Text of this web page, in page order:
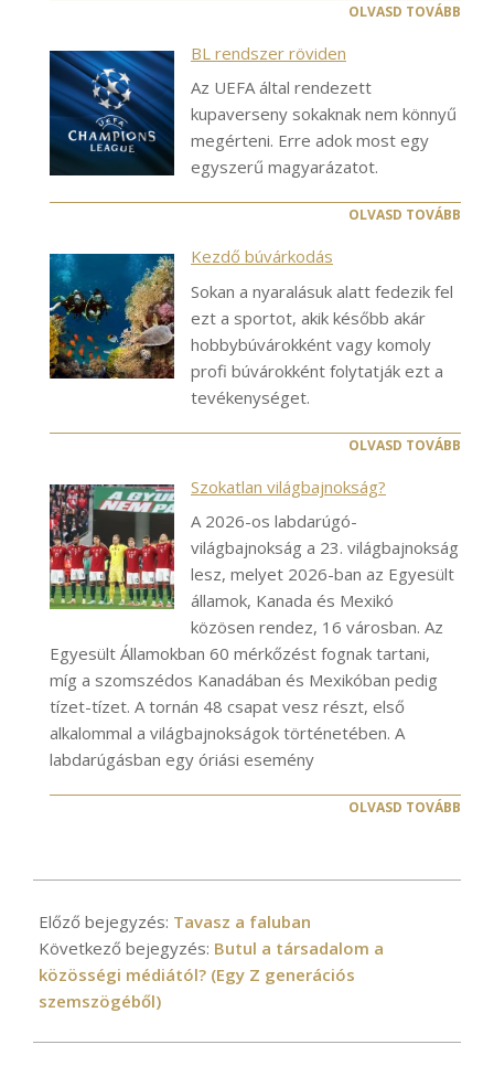
OLVASD TOVÁBB
BL rendszer röviden
Az UEFA által rendezett
kupaverseny sokaknak nem könnyű
megérteni. Erre adok most egy
egyszerű magyarázatot.
OLVASD TOVÁBB
Kezdő búvárkodás
Sokan a nyaralásuk alatt fedezik fel
ezt a sportot, akik később akár
hobbybúvárokként vagy komoly
profi búvárokként folytatják ezt a
tevékenységet.
OLVASD TOVÁBB
Szokatlan világbajnokság?
A 2026-os labdarúgó-
világbajnokság a 23. világbajnokság
lesz, melyet 2026-ban az Egyesült
államok, Kanada és Mexikó
közösen rendez, 16 városban. Az
Egyesült Államokban 60 mérkőzést fognak tartani,
míg a szomszédos Kanadában és Mexikóban pedig
tízet-tízet. A tornán 48 csapat vesz részt, első
alkalommal a világbajnokságok történetében. A
labdarúgásban egy óriási esemény
OLVASD TOVÁBB
03-
12
Előző bejegyzés: Tavasz a faluban
Következő bejegyzés: Butul a társadalom a
közösségi médiától? (Egy Z generációs
szemszögéből)